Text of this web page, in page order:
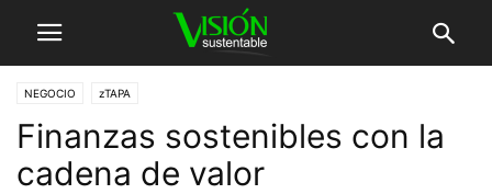
NEGOCIO zTAPA
Finanzas sostenibles con la
cadena de valor